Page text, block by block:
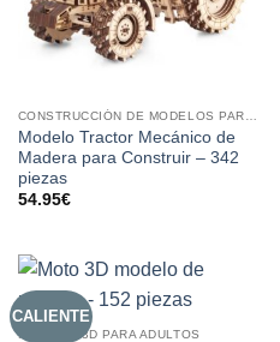
CONSTRUCCIÓN DE MODELOS PARA ADULTOS
Modelo Tractor Mecánico de
Madera para Construir – 342
piezas
54.95€
CALIENTE
PUZZLES 3D PARA ADULTOS